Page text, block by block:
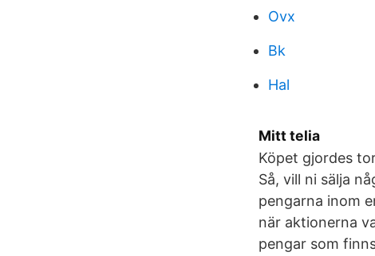
Ovx
Bk
Hal
Mitt telia
Köpet gjordes
Så, vill ni sälja
pengarna inom
när aktionerna
pengar som